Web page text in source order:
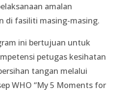
amalan
di fasiliti masing-masing.
ini bertujuan untuk
petugas kesihatan
tangan melalui
WHO “My 5 Moments for